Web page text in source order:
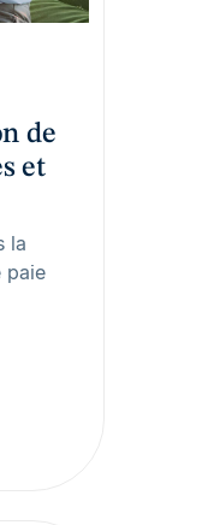
de
et
la
paie